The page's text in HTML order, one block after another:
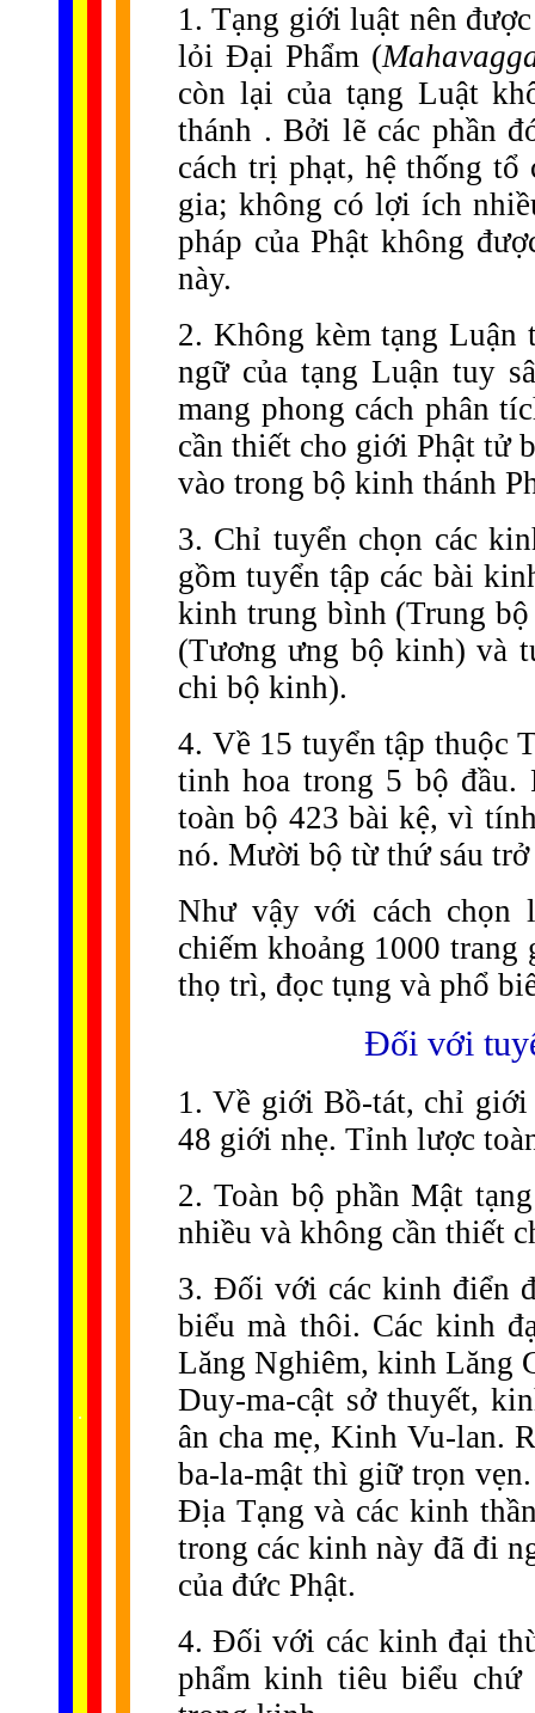
.
1. Tạng giới luật nên
lỏi Đại Phẩm (
còn lại của tạng Luật
thánh . Bởi lẽ các phần
cách trị phạt, hệ thống
gia; không có lợi ích
pháp của Phật không
này.
2. Không kèm tạng
ngữ của tạng Luận tuy
mang phong cách phân
cần thiết cho giới Phật tử
vào trong bộ kinh thánh
3. Chỉ tuyển chọn các
gồm tuyển tập các bài
kinh trung bình (Trung
(Tương ưng bộ kinh) và
chi bộ kinh).
4. Về 15 tuyển tập thuộc
tinh hoa trong 5 bộ đầu.
toàn bộ 423 bài kệ, vì
nó. Mười bộ từ thứ sáu
Như vậy với cách chọn
chiếm khoảng 1000
thọ trì, đọc tụng và phổ
Đối với
1. Về giới Bồ-tát, chỉ giới
48 giới nhẹ. Tỉnh lược
2. Toàn bộ phần Mật
nhiều và không cần thiết
3. Đối với các kinh điển
biểu mà thôi. Các kinh
Lăng Nghiêm, kinh Lăng
Duy-ma-cật sở thuyết,
ân cha mẹ, Kinh Vu-lan.
ba-la-mật thì giữ trọn
Địa Tạng và các kinh
trong các kinh này đã đi
của đức Phật.
4. Đối với các kinh đại
phẩm kinh tiêu biểu